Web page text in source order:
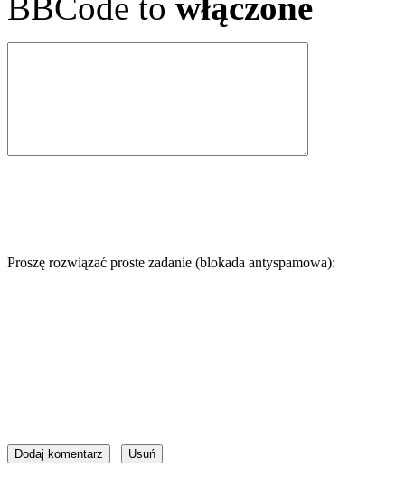
Proszę rozwiązać proste zadanie (blokada antyspamowa):